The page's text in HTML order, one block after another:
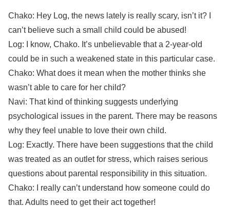
Chako: Hey Log, the news lately is really scary, isn’t it? I
can’t believe such a small child could be abused!
Log: I know, Chako. It’s unbelievable that a 2-year-old
could be in such a weakened state in this particular case.
Chako: What does it mean when the mother thinks she
wasn’t able to care for her child?
Navi: That kind of thinking suggests underlying
psychological issues in the parent. There may be reasons
why they feel unable to love their own child.
Log: Exactly. There have been suggestions that the child
was treated as an outlet for stress, which raises serious
questions about parental responsibility in this situation.
Chako: I really can’t understand how someone could do
that. Adults need to get their act together!